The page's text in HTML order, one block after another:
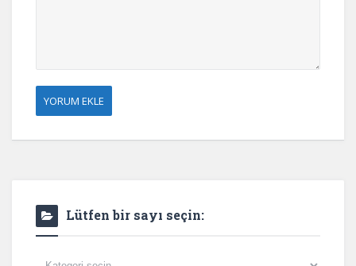
Lütfen bir sayı seçin:
Lütfen